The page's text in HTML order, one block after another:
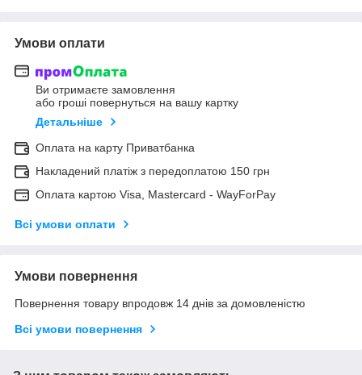
Умови оплати
Ви отримаєте замовлення
або гроші повернуться на вашу картку
Детальніше
Оплата на карту Приватбанка
Накладений платіж з передоплатою 150 грн
Оплата картою Visa, Mastercard - WayForPay
Всі умови оплати
Умови повернення
Повернення товару впродовж 14 днів за домовленістю
Всі умови повернення